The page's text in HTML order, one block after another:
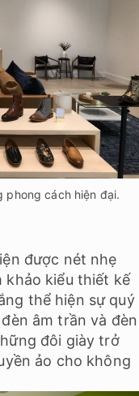
phong cách hiện đại.
được nét nhẹ
khảo kiểu thiết kế
thể hiện sự quý
âm trần và đèn
đôi giày trở
ảo cho không